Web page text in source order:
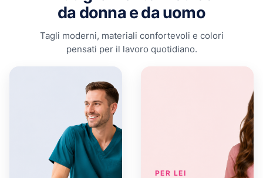
da donna e da uomo
Tagli moderni, materiali confortevoli e colori
pensati per il lavoro quotidiano.
PER LEI